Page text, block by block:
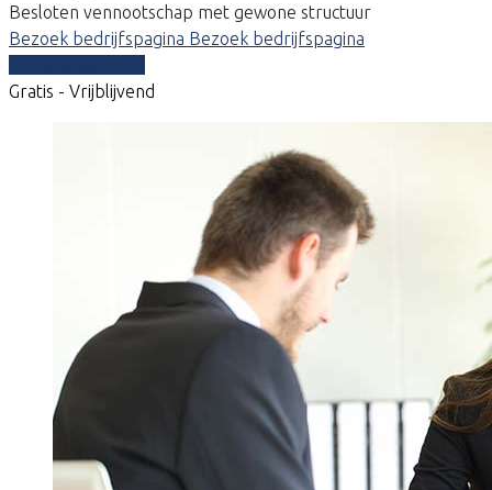
Besloten vennootschap met gewone structuur
Bezoek bedrijfspagina Bezoek bedrijfspagina
Gratis - Vrijblijvend